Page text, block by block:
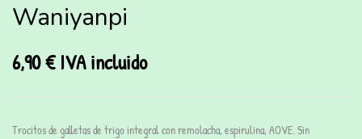
Waniyanpi
6,90€IVA incluido
Trocitos de galletas de trigo integral con remolacha, espirulina, AOVE. Sin